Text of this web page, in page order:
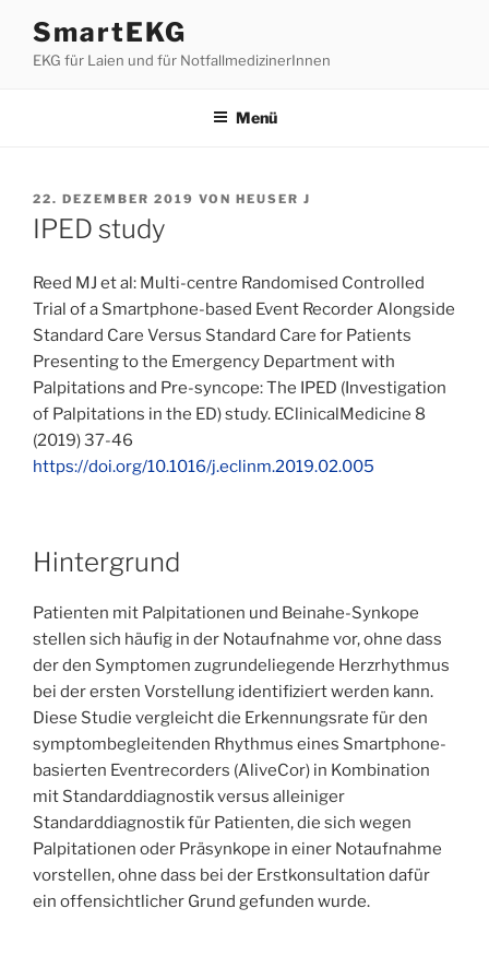
Inhalt
springen
SmartEKG
EKG für Laien und für NotfallmedizinerInnen
Menü
VERÖFFENTLICHT
AM
22. DEZEMBER 2019 VON HEUSER J
IPED study
Reed MJ et al: Multi-centre Randomised Controlled
Trial of a Smartphone-based Event Recorder Alongside
Standard Care Versus Standard Care for Patients
Presenting to the Emergency Department with
Palpitations and Pre-syncope: The IPED (Investigation
of Palpitations in the ED) study. EClinicalMedicine 8
(2019) 37-46
https://doi.org/10.1016/j.eclinm.2019.02.005
Hintergrund
Patienten mit Palpitationen und Beinahe-Synkope
stellen sich häufig in der Notaufnahme vor, ohne dass
der den Symptomen zugrundeliegende Herzrhythmus
bei der ersten Vorstellung identifiziert werden kann.
Diese Studie vergleicht die Erkennungsrate für den
symptombegleitenden Rhythmus eines Smartphone-
basierten Eventrecorders (AliveCor) in Kombination
mit Standarddiagnostik versus alleiniger
Standarddiagnostik für Patienten, die sich wegen
Palpitationen oder Präsynkope in einer Notaufnahme
vorstellen, ohne dass bei der Erstkonsultation dafür
ein offensichtlicher Grund gefunden wurde.